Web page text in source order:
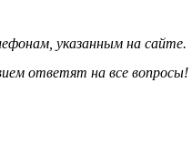
указанным на сайте.
ответят на все вопросы!